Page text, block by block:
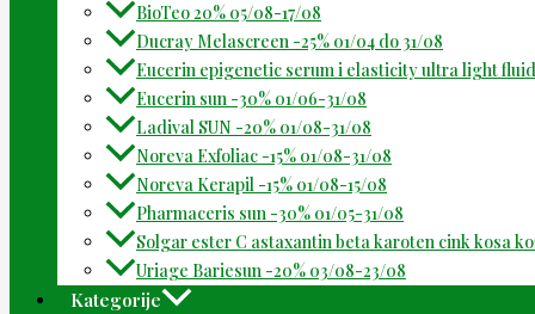
BioTeo 20% 05/08-17/08
Ducray Melascreen -25% 01/04 do 31/08
Eucerin epigenetic serum i elasticity ultra light
Eucerin sun -30% 01/06-31/08
Ladival SUN -20% 01/08-31/08
Noreva Exfoliac -15% 01/08-31/08
Noreva Kerapil -15% 01/08-15/08
Pharmaceris sun -30% 01/05-31/08
Solgar ester C astaxantin beta karoten cink kosa
Uriage Bariesun -20% 03/08-23/08
Kategorije